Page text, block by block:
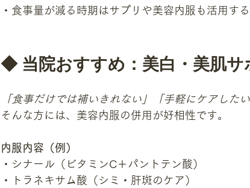
・食事量が減る時期はサプリや美容内服も活用する
◆ 当院おすすめ：美白・美肌サ
「食事だけでは補いきれない」「手軽にケアしたい
そんな方には、美容内服の併用が好相性です。
内服内容（例）
・シナール（ビタミンC＋パントテン酸）
・トラネキサム酸（シミ・肝斑のケア）